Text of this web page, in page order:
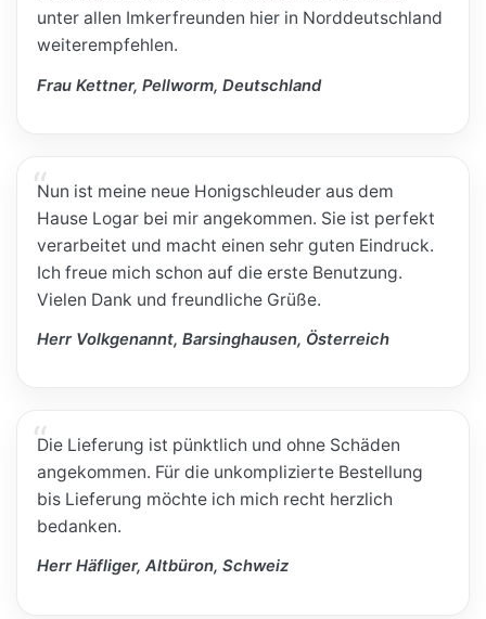
unter allen Imkerfreunden hier in Norddeutschland
weiterempfehlen.
Frau Kettner, Pellworm, Deutschland
Nun ist meine neue Honigschleuder aus dem
Hause Logar bei mir angekommen. Sie ist perfekt
verarbeitet und macht einen sehr guten Eindruck.
Ich freue mich schon auf die erste Benutzung.
Vielen Dank und freundliche Grüße.
Herr Volkgenannt, Barsinghausen, Österreich
Die Lieferung ist pünktlich und ohne Schäden
angekommen. Für die unkomplizierte Bestellung
bis Lieferung möchte ich mich recht herzlich
bedanken.
Herr Häfliger, Altbüron, Schweiz